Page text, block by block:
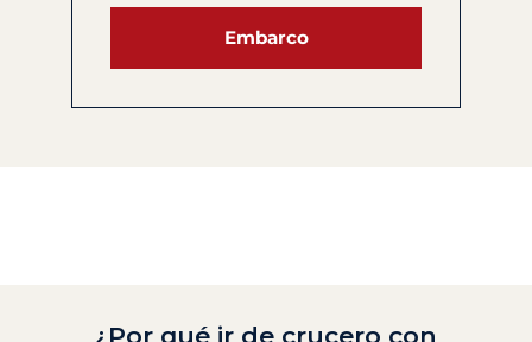
Embarco
¿Por qué ir de crucero con